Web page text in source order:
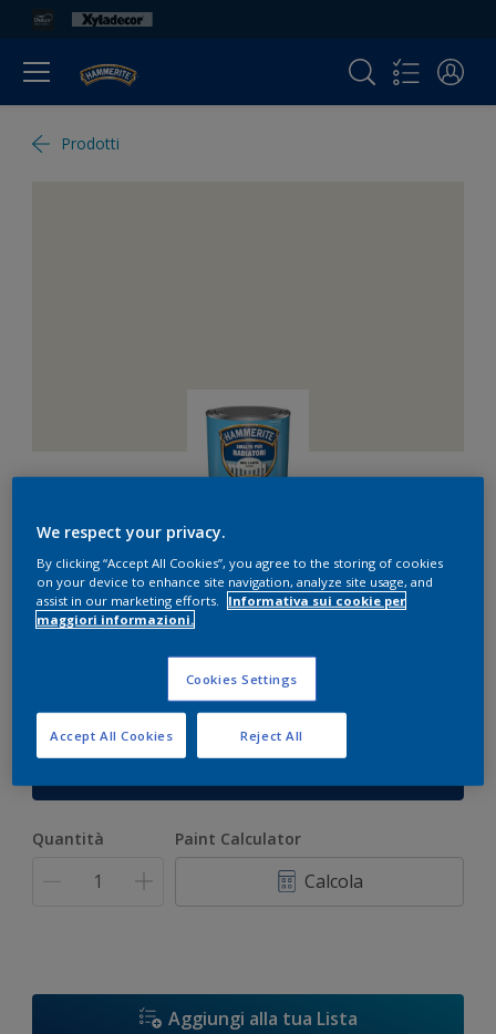
Prodotti
Smalto Per Radiatori Brillante
Solo 1 colore disponibile
Formato
Quantità Paint Calculator
Calcola
Aggiungi alla tua Lista
We respect your privacy.
By clicking “Accept All Cookies”, you agree to the storing of cookies
on your device to enhance site navigation, analyze site usage, and
assist in our marketing efforts.
Informativa sui cookie per
maggiori informazioni.
Cookies Settings
Reject All
Accept All Cookies